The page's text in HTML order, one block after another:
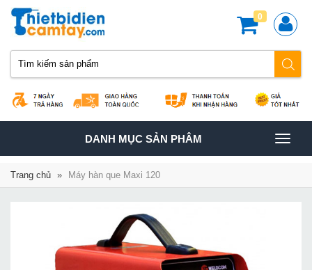
0
TOGGLE
NAVIGATION
DANH MỤC SẢN PHÂM
Trang chủ » Máy hàn que Maxi 120